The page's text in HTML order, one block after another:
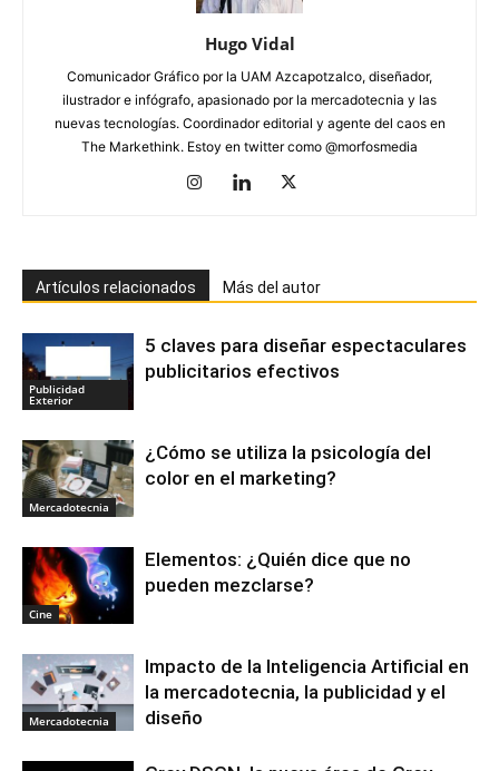
Hugo Vidal
Comunicador Gráfico por la UAM Azcapotzalco, diseñador,
ilustrador e infógrafo, apasionado por la mercadotecnia y las
nuevas tecnologías. Coordinador editorial y agente del caos en
The Markethink. Estoy en twitter como @morfosmedia
Artículos relacionados Más del autor
Publicidad
Exterior
5 claves para diseñar espectaculares
publicitarios efectivos
Mercadotecnia
¿Cómo se utiliza la psicología del
color en el marketing?
Cine
Elementos: ¿Quién dice que no
pueden mezclarse?
Mercadotecnia
Impacto de la Inteligencia Artificial en
la mercadotecnia, la publicidad y el
diseño